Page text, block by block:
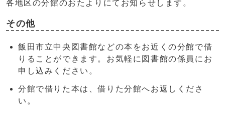
各地区の分館のおたよりにてお知らせします。
その他
飯田市立中央図書館などの本をお近くの分館で借
りることができます。お気軽に図書館の係員にお
申し込みください。
分館で借りた本は、借りた分館へお返しくださ
い。